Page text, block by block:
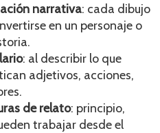
narrativa: cada dibujo
en un personaje o
: al describir lo que
adjetivos, acciones,
de relato: principio,
trabajar desde el